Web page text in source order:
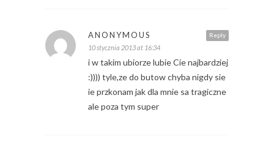
Reply
ANONYMOUS
10 stycznia 2013 at 16:34
i w takim ubiorze lubie Cie najbardziej
:)))) tyle,ze do butow chyba nigdy sie
ie przkonam jak dla mnie sa tragiczne
ale poza tym super